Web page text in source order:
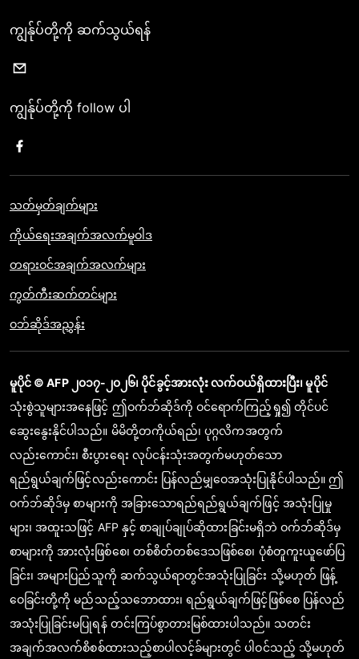
ကျွန်ုပ်တို့ကို ဆက်သွယ်ရန်
ကျွန်ုပ်တို့ကို follow ပါ
သတ်မှတ်ချက်များ
ကိုယ်ရေးအချက်အလက်မူဝါဒ
တရားဝင်အချက်အလက်များ
ကွတ်ကီးဆက်တင်များ
ဝဘ်ဆိုဒ်အညွှန်း
မူပိုင် © AFP ၂၀၁၇-၂၀၂၆၊ ပိုင်ခွင့်အားလုံး လက်ဝယ်ရှိထားပြီး၊ မူပိုင်
သုံးစွဲသူများအနေဖြင့် ဤဝက်ဘ်ဆိုဒ်ကို ဝင်ရောက်ကြည့်ရှု၍ တိုင်ပင်
ဆွေးနွေးနိုင်ပါသည်။ မိမိတို့တကိုယ်ရည်၊ ပုဂ္ဂလိကအတွက်
လည်းကောင်း၊ စီးပွားရေး လုပ်ငန်းသုံးအတွက်မဟုတ်သော
ရည်ရွယ်ချက်ဖြင့်လည်းကောင်း ပြန်လည်မျှဝေအသုံးပြုနိုင်ပါသည်။ ဤ
ဝက်ဘ်ဆိုဒ်မှ စာများကို အခြားသောရည်ရည်ရွယ်ချက်ဖြင့် အသုံးပြုမှု
များ၊ အထူးသဖြင့် AFP နှင့် စာချုပ်ချုပ်ဆိုထားခြင်းမရှိဘဲ ဝက်ဘ်ဆိုဒ်မှ
စာများကို အားလုံးဖြစ်စေ၊ တစ်စိတ်တစ်ဒေသဖြစ်စေ၊ ပုံစံတူကူးယူဖော်ပြ
ခြင်း၊ အများပြည်သူကို ဆက်သွယ်ရာတွင်အသုံးပြုခြင်း သို့မဟုတ် ဖြန့်
ဝေခြင်းတို့ကို မည်သည့်သဘောထား၊ ရည်ရွယ်ချက်ဖြင့်ဖြစ်စေ ပြန်လည်
အသုံးပြုခြင်းမပြုရန် တင်းကြပ်စွာတားမြစ်ထားပါသည်။ သတင်း
အချက်အလက်စိစစ်ထားသည့်စာပါလင့်ခ်များတွင် ပါဝင်သည့် သို့မဟုတ်